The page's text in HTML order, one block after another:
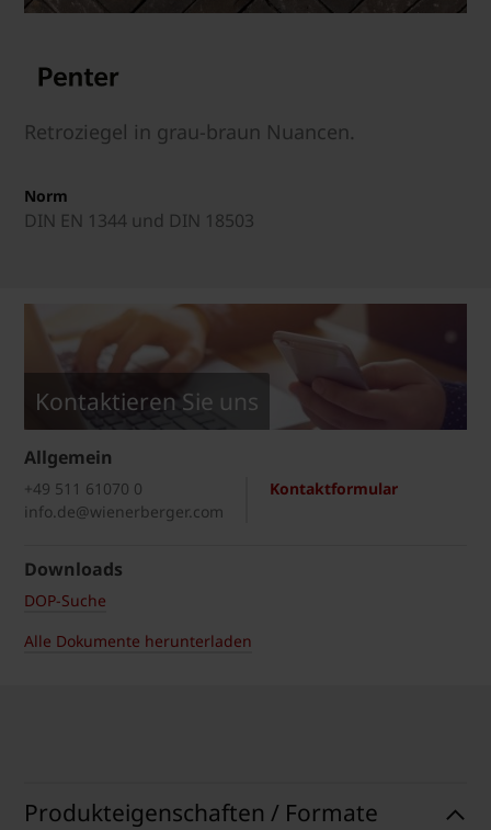
Retroziegel in grau-braun Nuancen.
Norm
DIN EN 1344 und DIN 18503
Kontaktieren Sie uns
Allgemein
Kontaktformular
+49 511 61070 0
info.de@wienerberger.com
Downloads
DOP-Suche
Alle Dokumente herunterladen
Produkteigenschaften / Formate